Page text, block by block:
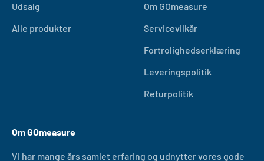
Udsalg
Alle produkter
Om GOmeasure
Servicevilkår
Fortrolighedserklæring
Leveringspolitik
Returpolitik
Om GOmeasure
Vi har mange års samlet erfaring og udnytter vores gode